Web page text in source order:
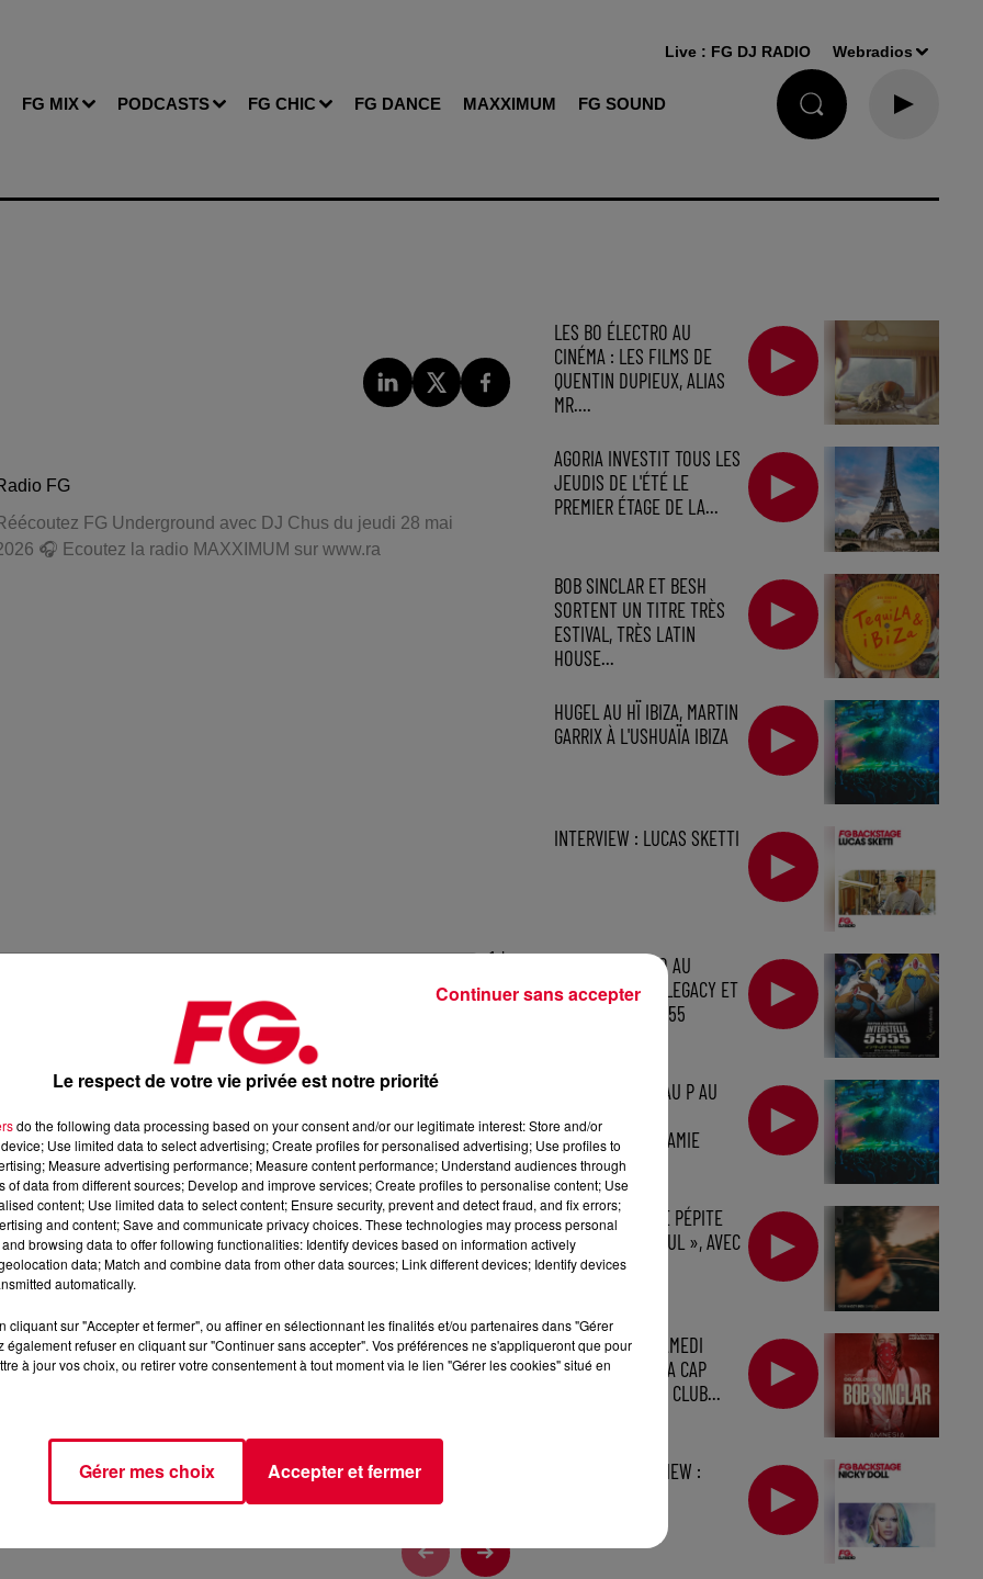
FG MIX PODCASTS FG CHIC FG DANCE MAXXIMUM FG SOUND
Live : FG DJ RADIO Webradios
FG
FG Underground avec DJ Chus du jeudi 28 mai
🎧 Ecoutez la radio MAXXIMUM sur www.ra
1 h
2026
, 📱 et sur l’Application FG (IOShttps://urlz.fr/hhZx-
house et de découverte électronique
LES BO ÉLECTRO AU
CINÉMA : LES FILMS DE
QUENTIN DUPIEUX, ALIAS
MR....
AGORIA INVESTIT TOUS LES
JEUDIS DE L'ÉTÉ LE
PREMIER ÉTAGE DE LA...
BOB SINCLAR ET BESH
SORTENT UN TITRE TRÈS
ESTIVAL, TRÈS LATIN
HOUSE...
HUGEL AU HÏ IBIZA, MARTIN
GARRIX À L'USHUAÏA IBIZA
INTERVIEW : LUCAS SKETTI
LES BO ÉLECTRO AU
CINÉMA : TRON: LEGACY ET
INTERSTELLA 5555
L'OPENING DE MAU P AU
PACHA IBIZA, LA
RÉSIDENCE DE JAMIE
JONES À...
D.O.D SIGNE UNE PÉPITE
HOUSE, « CAREFUL », AVEC
IZZY BIZU
BOB SINCLAR, SAMEDI
SOIR, À L'AMNESIA CAP
D'AGDE, PREMIER CLUB...
BEST OF INTERVIEW :
Le respect de votre vie privée est notre priorité
do the following data processing based on your consent and/or our legitimate interest: Store and/or
Use limited data to select advertising; Create profiles for personalised advertising; Use profiles to
Measure advertising performance; Measure content performance; Understand audiences through
of data from different sources; Develop and improve services; Create profiles to personalise content; Use
content; Use limited data to select content; Ensure security, prevent and detect fraud, and fix errors;
and content; Save and communicate privacy choices. These technologies may process personal
browsing data to offer following functionalities: Identify devices based on information actively
data; Match and combine data from other data sources; Link different devices; Identify devices
automatically.
cliquant sur "Accepter et fermer", ou affiner en sélectionnant les finalités et/ou partenaires dans "Gérer
également refuser en cliquant sur "Continuer sans accepter". Vos préférences ne s'appliqueront que pour
à jour vos choix, ou retirer votre consentement à tout moment via le lien "Gérer les cookies" situé en
Gérer mes choix Accepter et fermer
Continuer sans accepter